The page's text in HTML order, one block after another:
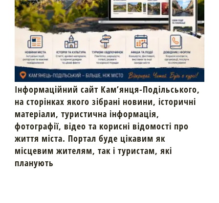
Інформаційний сайт Кам’янця-Подільського,
на сторінках якого зібрані новини, історичні
матеріали, туристична інформація,
фотографії, відео та корисні відомості про
життя міста. Портал буде цікавим як
місцевим жителям, так і туристам, які
планують